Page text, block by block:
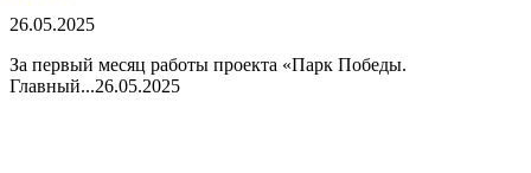
26.05.2025
За первый месяц работы проекта «Парк Победы.
Главный...26.05.2025